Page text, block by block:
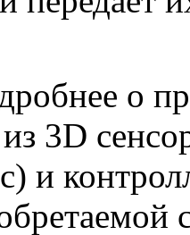
о
из 3D
и